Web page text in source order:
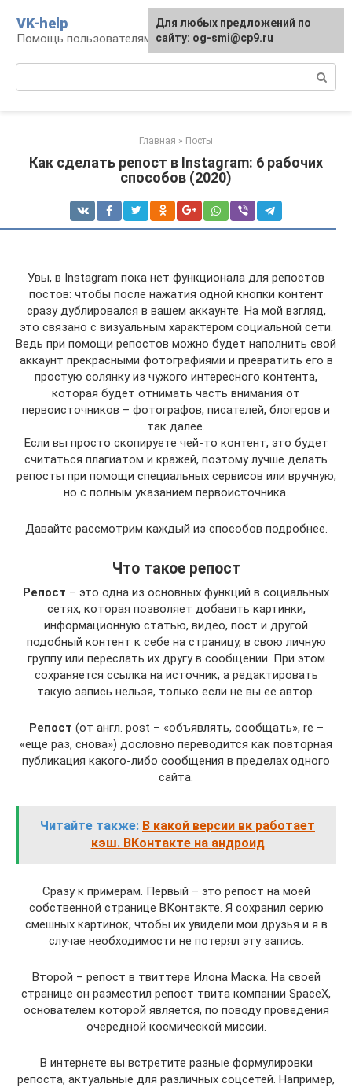
контенту
VK-help
Помощь пользователям соцсети ВКонтакте
Главная » Посты
Как сделать репост в Instagram: 6 рабочих
способов (2020)
Увы, в Instagram пока нет функционала для репостов
постов: чтобы после нажатия одной кнопки контент
сразу дублировался в вашем аккаунте. На мой взгляд,
это связано с визуальным характером социальной сети.
Ведь при помощи репостов можно будет наполнить свой
аккаунт прекрасными фотографиями и превратить его в
простую солянку из чужого интересного контента,
которая будет отнимать часть внимания от
первоисточников – фотографов, писателей, блогеров и
так далее.
Если вы просто скопируете чей-то контент, это будет
считаться плагиатом и кражей, поэтому лучше делать
репосты при помощи специальных сервисов или вручную,
но с полным указанием первоисточника.
Давайте рассмотрим каждый из способов подробнее.
Что такое репост
Репост – это одна из основных функций в социальных
сетях, которая позволяет добавить картинки,
информационную статью, видео, пост и другой
подобный контент к себе на страницу, в свою личную
группу или переслать их другу в сообщении. При этом
сохраняется ссылка на источник, а редактировать
такую запись нельзя, только если не вы ее автор.
Репост (от англ. post – «объявлять, сообщать», re –
«еще раз, снова») дословно переводится как повторная
публикация какого-либо сообщения в пределах одного
сайта.
Читайте также: В какой версии вк работает
кэш. ВКонтакте на андроид
Сразу к примерам. Первый – это репост на моей
собственной странице ВКонтакте. Я сохранил серию
смешных картинок, чтобы их увидели мои друзья и я в
случае необходимости не потерял эту запись.
Второй – репост в твиттере Илона Маска. На своей
странице он разместил репост твита компании SpaceX,
основателем которой является, по поводу проведения
очередной космической миссии.
В интернете вы встретите разные формулировки
репоста, актуальные для различных соцсетей. Например,
Для любых предложений по
сайту: og-smi@cp9.ru